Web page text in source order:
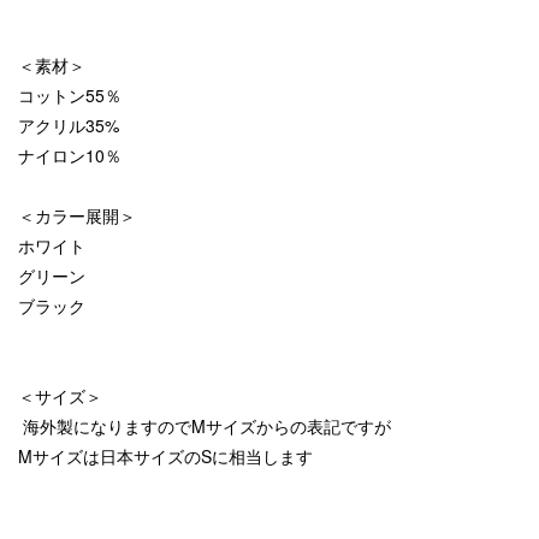
＜素材＞
コットン55％
アクリル35%
ナイロン10％
＜カラー展開＞
ホワイト
グリーン
ブラック
＜サイズ＞
海外製になりますのでMサイズからの表記ですが
Mサイズは日本サイズのSに相当します